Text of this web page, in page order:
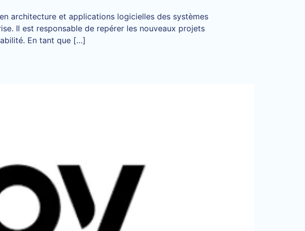
architecture et applications logicielles des systèmes
Il est responsable de repérer les nouveaux projets
En tant que […]